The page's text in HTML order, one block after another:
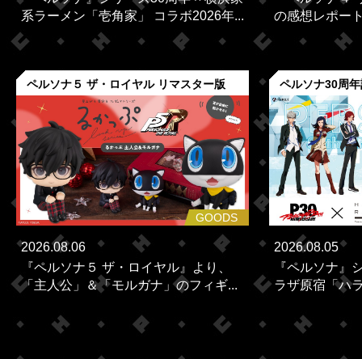
系ラーメン「壱角家」 コラボ2026年...
の感想レポー
ペルソナ５ ザ・ロイヤル リマスター版
GOODS
2026.08.06
『ペルソナ５ ザ・ロイヤル』より、
「主人公」＆「モルガナ」のフィギ...
ペルソナ30周
2026.08.05
『ペルソナ』
ラザ原宿「ハ